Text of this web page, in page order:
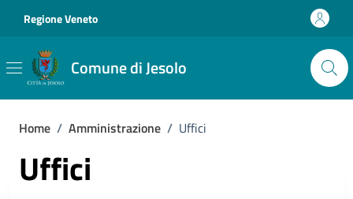
Regione Veneto
Comune di Jesolo
Home / Amministrazione / Uffici
Uffici